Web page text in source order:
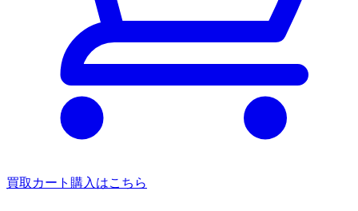
買取カート 購入はこちら